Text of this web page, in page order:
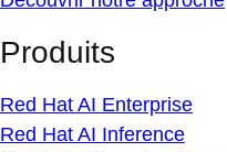
Produits
Red Hat AI Enterprise
Red Hat AI Inference